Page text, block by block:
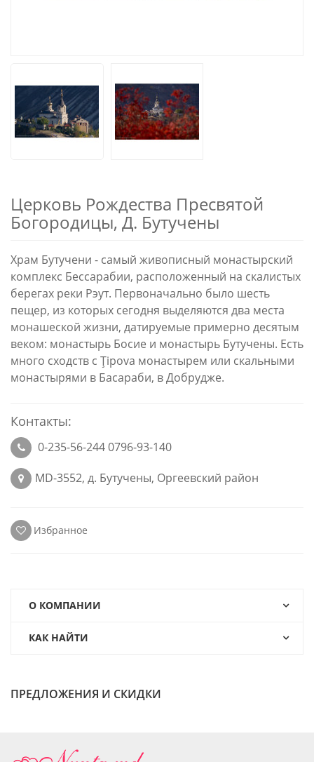
Церковь Рождества Пресвятой
Богородицы, Д. Бутучены
Храм Бутучени - самый живописный монастырский
комплекс Бессарабии, расположенный на скалистых
берегах реки Рэут. Первоначально было шесть
пещер, из которых сегодня выделяются два места
монашеской жизни, датируемые примерно десятым
веком: монастырь Босие и монастырь Бутучены. Есть
много сходств с Ţipova монастырем или скальными
монастырями в Басараби, в Добрудже.
Контакты:
0-235-56-244 0796-93-140
MD-3552, д. Бутучены, Оргеевский район
Избранное
О КОМПАНИИ
КАК НАЙТИ
ПРЕДЛОЖЕНИЯ И СКИДКИ